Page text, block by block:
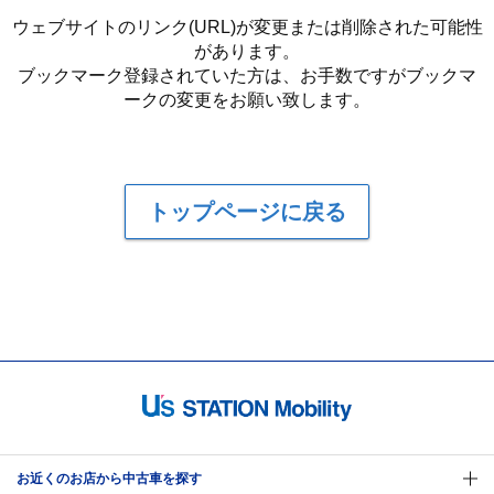
ウェブサイトのリンク(URL)が変更または削除された可能性
があります。
ブックマーク登録されていた方は、お手数ですがブックマ
ークの変更をお願い致します。
トップページに戻る
お近くのお店から中古車を探す